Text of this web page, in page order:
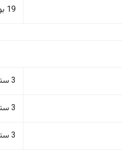
19 بوصة
3 سنوات/100,000 كم
3 سنوات/100,000 كم
3 سنوات/100,000 كم